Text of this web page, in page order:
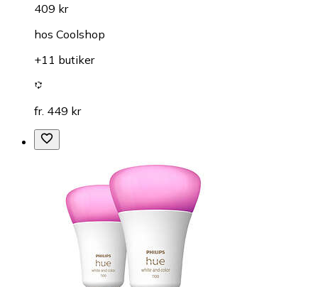
409 kr
hos Coolshop
+11 butiker
fr. 449 kr